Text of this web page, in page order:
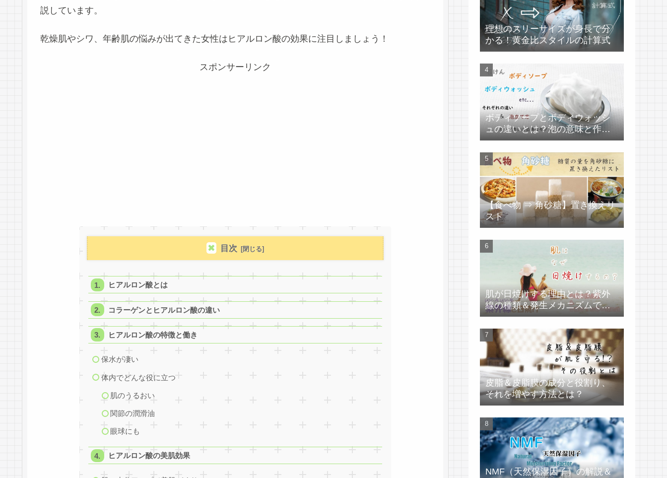
説しています。
乾燥肌やシワ、年齢肌の悩みが出てきた女性はヒアルロン酸の効果に注目しましょう！
スポンサーリンク
目次
ヒアルロン酸とは
コラーゲンとヒアルロン酸の違い
ヒアルロン酸の特徴と働き
保水が凄い
体内でどんな役に立つ
肌のうるおい
関節の潤滑油
眼球にも
ヒアルロン酸の美肌効果
理想のスリーサイズが身長で分
かる！黄金比スタイルの計算式
ボディソープとボディウォッシ
ュの違いとは？泡の意味と作り
方
【食べ物 ⇒ 角砂糖】置き換えリ
スト
肌が日焼けする理由とは？紫外
線の種類＆発生メカニズムで学
ぶ
皮脂＆皮脂膜の成分と役割り、
それを増やす方法とは？
NMF（天然保湿因子）の解説＆